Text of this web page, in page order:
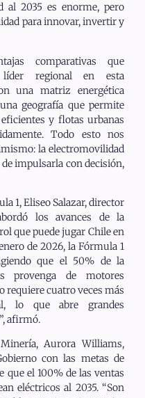
al 2035 es enorme, pero
para innovar, invertir y
comparativas que
regional en esta
una matriz energética
geografía que permite
y flotas urbanas
Todo esto nos
la electromovilidad
impulsarla con decisión,
1, Eliseo Salazar, director
los avances de la
que puede jugar Chile en
de 2026, la Fórmula 1
que el 50% de la
provenga de motores
requiere cuatro veces más
lo que abre grandes
afirmó.
Aurora Williams,
con las metas de
que el 100% de las ventas
eléctricos al 2035. “Son